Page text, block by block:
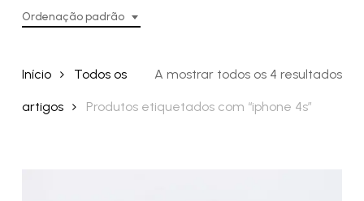
Ordenação padrão
A mostrar todos os 4 resultados
Início Todos os
artigos Produtos etiquetados com “iphone 4s”